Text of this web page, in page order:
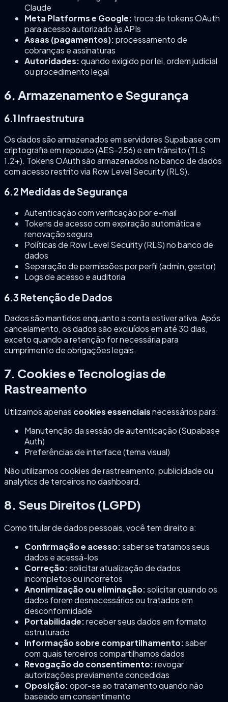
Claude
Meta Platforms e Google: troca de tokens OAuth
para acesso autorizado às APIs
Asaas (pagamentos):processamento de
cobranças e assinaturas
Autoridades:quando exigido por lei, ordem judicial
ou procedimento legal
6. Armazenamento e Segurança
6.1 Infraestrutura
Os dados são armazenados em servidores Supabase com
criptografia em repouso (AES-256) e em trânsito (TLS
1.2+). Tokens OAuth são armazenados no banco de dados
com acesso restrito via Row Level Security (RLS).
6.2 Medidas de Segurança
Autenticação com verificação por e-mail
Tokens de acesso com expiração automática e
renovação segura
Políticas de Row Level Security (RLS) no banco de
dados
Separação de permissões por perfil (admin, gestor)
Logs de acesso e auditoria
6.3 Retenção de Dados
Dados são mantidos enquanto a conta estiver ativa. Após
cancelamento, os dados são excluídos em até 30 dias,
exceto quando a retenção for necessária para
cumprimento de obrigações legais.
7. Cookies e Tecnologias de
Rastreamento
Utilizamos apenas cookies essenciaisnecessários para:
Manutenção da sessão de autenticação (Supabase
Auth)
Preferências de interface (tema visual)
Não utilizamos cookies de rastreamento, publicidade ou
analytics de terceiros no dashboard.
8. Seus Direitos (LGPD)
Como titular de dados pessoais, você tem direito a:
Confirmação e acesso:saber se tratamos seus
dados e acessá-los
Correção:solicitar atualização de dados
incompletos ou incorretos
Anonimização ou eliminação:solicitar quando os
dados forem desnecessários ou tratados em
desconformidade
Portabilidade:receber seus dados em formato
estruturado
Informação sobre compartilhamento:saber
com quais terceiros compartilhamos dados
Revogação do consentimento:revogar
autorizações previamente concedidas
Oposição:opor-se ao tratamento quando não
baseado em consentimento